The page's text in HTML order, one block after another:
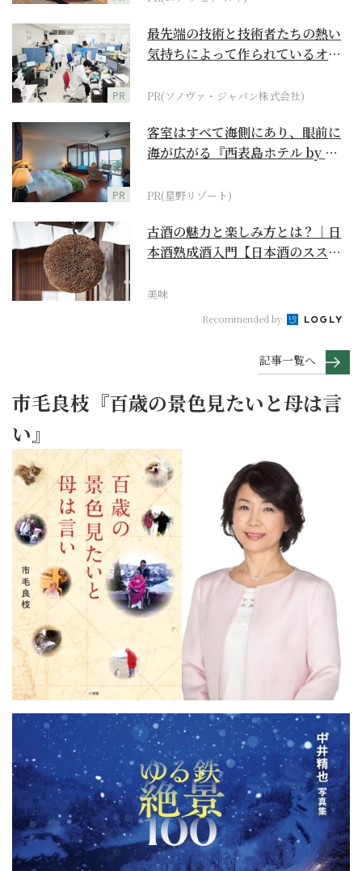
PR
最先端の技術と技術者たちの熱い
気持ちによって作られているオー
PR(ソノヴァ・ジャパン株式会社)
PR
客室はすべて海側にあり、眼前に
海が広がる『西表島ホテル by 星
PR(星野リゾート)
古酒の魅力と楽しみ方とは？｜日
本酒熟成酒入門【日本酒のスス
美味
Recommended by
記事一覧へ
市毛良枝『百歳の景色見たいと母は言
い』